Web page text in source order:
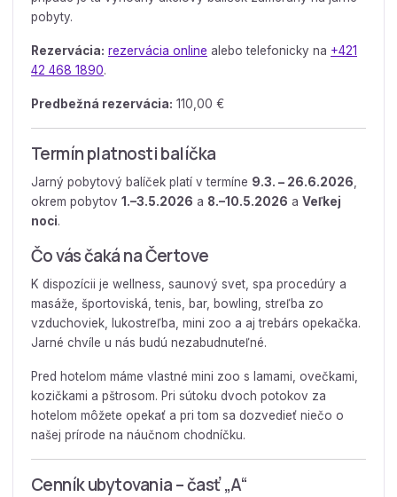
pobyty.
Rezervácia: rezervácia online alebo telefonicky na +421
42 468 1890.
Predbežná rezervácia: 110,00 €
Termín platnosti balíčka
Jarný pobytový balíček platí v termíne 9.3. – 26.6.2026
okrem pobytov 1.–3.5.2026 a 8.–10.5.2026 a Veľkej
noci.
Čo vás čaká na Čertove
K dispozícii je wellness, saunový svet, spa procedúry a
masáže, športoviská, tenis, bar, bowling, streľba zo
vzduchoviek, lukostreľba, mini zoo a aj trebárs opekačka.
Jarné chvíle u nás budú nezabudnuteľné.
Pred hotelom máme vlastné mini zoo s lamami, ovečkami,
kozičkami a pštrosom. Pri sútoku dvoch potokov za
hotelom môžete opekať a pri tom sa dozvedieť niečo o
našej prírode na náučnom chodníčku.
Cenník ubytovania – časť „A“